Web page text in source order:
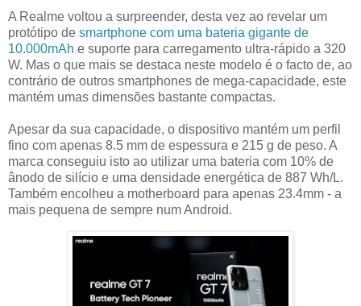
A Realme voltou a surpreender, desta vez ao revelar um
protótipo de smartphone com uma bateria gigante de
10.000mAh e suporte para carregamento ultra-rápido a 320
W. Mas o que mais se destaca neste modelo é o facto de, ao
contrário de outros smartphones de mega-capacidade, este
mantém umas dimensões bastante compactas.
Apesar da sua capacidade, o dispositivo mantém um perfil
fino com apenas 8.5 mm de espessura e 215 g de peso. A
marca conseguiu isto ao utilizar uma bateria com 10% de
ânodo de silício e uma densidade energética de 887 Wh/L.
Também encolheu a motherboard para apenas 23.4mm - a
mais pequena de sempre num Android.